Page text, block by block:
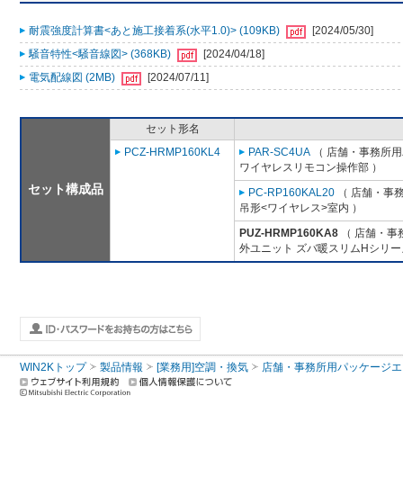
耐震強度計算書<あと施工接着系(水平1.0)> (109KB)
[2024/05/30]
騒音特性<騒音線図> (368KB)
[2024/04/18]
電気配線図 (2MB)
[2024/07/11]
セット構成品
セット形名
PCZ-HRMP160KL4
PAR-SC4UA （ 店舗・事務所
ワイヤレスリモコン操作部 ）
PC-RP160KAL20 （ 店舗・事
吊形<ワイヤレス>室内 ）
PUZ-HRMP160KA8 （ 店舗・
外ユニット ズバ暖スリムHシリ
WIN2Kトップ 製品情報 [業務用]空調・換気 店舗・事務所用パッケージ